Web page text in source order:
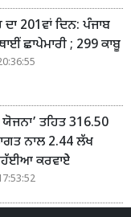
201ਵਾਂ ਦਿਨ: ਪੰਜਾਬ
ਛਾਪੇਮਾਰੀ ; 299 ਕਾਬੂ
ਤਹਿਤ 316.50
ਨਾਲ 2.44 ਲੱਖ
ਕਰਵਾਏੇ